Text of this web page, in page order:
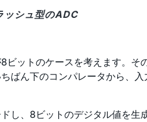
ッシュ型のADC
ビットのケースを考えます。
ん下のコンパレータから、
し、8ビットのデジタル値を